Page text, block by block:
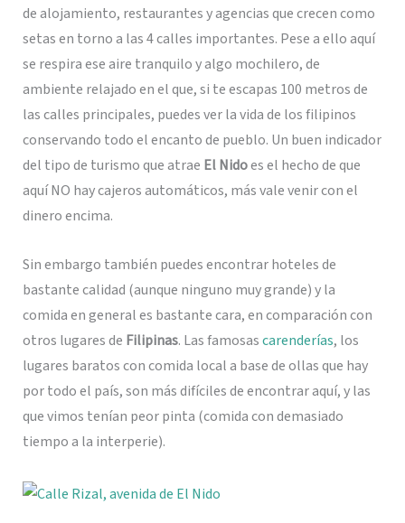
de alojamiento, restaurantes y agencias que crecen como
setas en torno a las 4 calles importantes. Pese a ello aquí
se respira ese aire tranquilo y algo mochilero, de
ambiente relajado en el que, si te escapas 100 metros de
las calles principales, puedes ver la vida de los filipinos
conservando todo el encanto de pueblo. Un buen indicador
del tipo de turismo que atrae El Nidoes el hecho de que
aquí NO hay cajeros automáticos, más vale venir con el
dinero encima.
Sin embargo también puedes encontrar hoteles de
bastante calidad (aunque ninguno muy grande) y la
comida en general es bastante cara, en comparación con
otros lugares de Filipinas. Las famosascarenderías, los
lugares baratos con comida local a base de ollas que hay
por todo el país, son más difíciles de encontrar aquí, y las
que vimos tenían peor pinta (comida con demasiado
tiempo a la interperie).